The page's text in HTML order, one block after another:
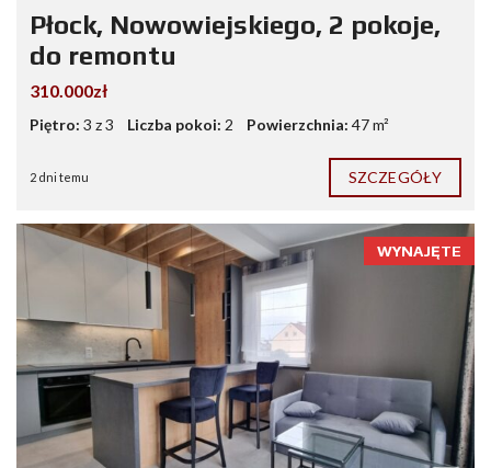
Płock, Nowowiejskiego, 2 pokoje,
do remontu
310.000zł
Piętro: 3 z 3 Liczba pokoi: 2 Powierzchnia: 47 m²
2 dni temu SZCZEGÓŁY
WYNAJĘTE